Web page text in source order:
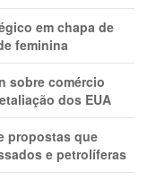
em chapa de
feminina
sobre comércio
dos EUA
propostas que
e petrolíferas